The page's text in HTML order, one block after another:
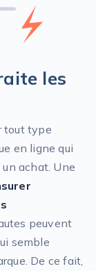
les
tout type
en ligne qui
un achat. Une
peuvent
semble
De ce fait,